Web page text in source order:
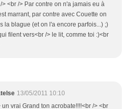
> <br /> Par contre on n'a jamais eu à
marrant, par contre avec Couette on
la blague (et on l'a encore parfois...) ;)
filent vers<br /> le lit, comme toi :)<br
13/05/2011 10:10
un vrai Grand ton acrobate!!!!<br /> <br